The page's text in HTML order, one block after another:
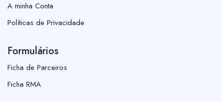
A minha Conta
Políticas de Privacidade
Formulários
Ficha de Parceiros
Ficha RMA